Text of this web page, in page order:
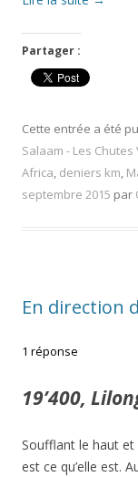
Partager :
Cette entrée a été
Salaam - Les Chutes
Africa, deniers km,
septembre 2015 par
En direction
1 réponse
19’400,
Soufflant le haut et
est ce qu’elle est.